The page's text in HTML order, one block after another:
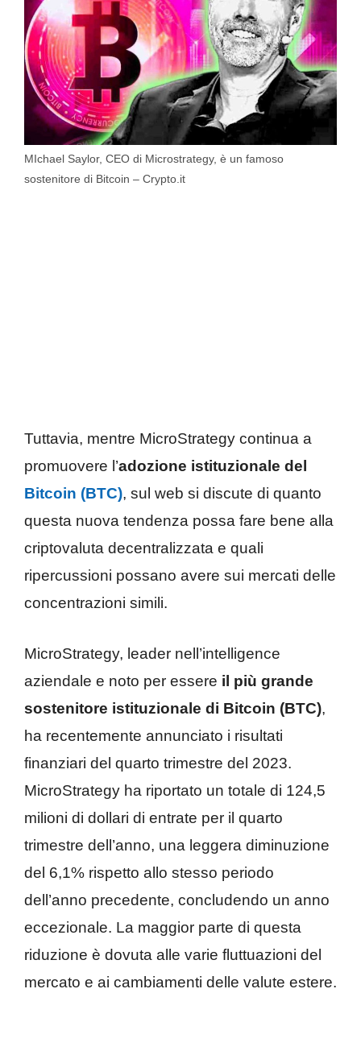
MIchael Saylor, CEO di Microstrategy, è un famoso
sostenitore di Bitcoin – Crypto.it
Tuttavia, mentre MicroStrategy continua a
promuovere l’adozione istituzionale del
Bitcoin (BTC), sul web si discute di quanto
questa nuova tendenza possa fare bene alla
criptovaluta decentralizzata e quali
ripercussioni possano avere sui mercati delle
concentrazioni simili.
MicroStrategy, leader nell’intelligence
aziendale e noto per essere il più grande
sostenitore istituzionale di Bitcoin (BTC),
ha recentemente annunciato i risultati
finanziari del quarto trimestre del 2023.
MicroStrategy ha riportato un totale di 124,5
milioni di dollari di entrate per il quarto
trimestre dell’anno, una leggera diminuzione
del 6,1% rispetto allo stesso periodo
dell’anno precedente, concludendo un anno
eccezionale. La maggior parte di questa
riduzione è dovuta alle varie fluttuazioni del
mercato e ai cambiamenti delle valute estere.